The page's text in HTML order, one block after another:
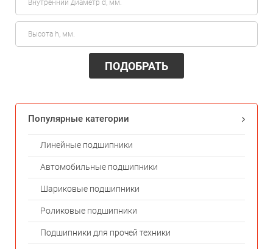
ПОДОБРАТЬ
Популярные категории
Линейные подшипники
Автомобильные подшипники
Шариковые подшипники
Роликовые подшипники
Подшипники для прочей техники